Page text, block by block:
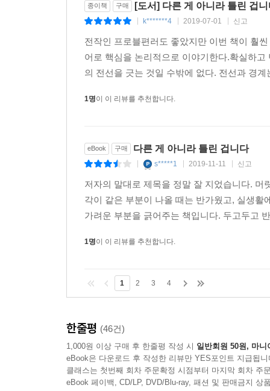
종이책 구매 [도서] 다른 게 아니라 틀린 겁
k*******4 2019-07-01 신고
전작인 프로블편러도 좋았지만 이번 책이 훨
어로 핵심을 논리적으로 이야기한다.확실하
의 전선을 긋는 것일 수밖에 없다. 전선과 경
1명이 이 리뷰를 추천합니다.
eBook 구매 다른 게 아니라 틀린 겁니다
s*****1 2019-11-11 신고
저자의 말대로 제목을 정말 잘 지었습니다.
각이 같은 부분이 나올 때는 반가웠고, 실생
가려운 부분을 긁어주는 책입니다. 두고두고
1명이 이 리뷰를 추천합니다.
1 2 3 4
한줄평 (46건)
1,000원 이상 구매 후 한줄평 작성 시 일반회원 50원, 마니
eBook은 다운로드 후 작성한 리뷰만 YES포인트 지급됩니
클래스는 첫번째 회차 주문확정 시점부터 마지막 회차 주
eBook 페이백, CD/LP, DVD/Blu-ray, 패션 및 판매금지 상